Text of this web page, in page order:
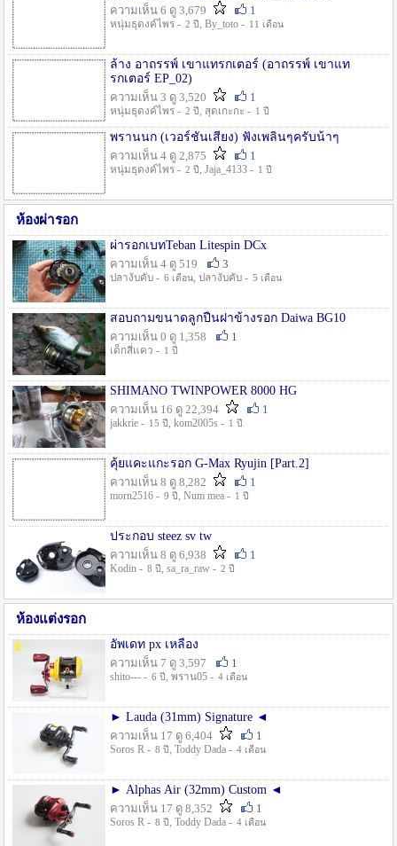
ความเห็น 6 ดู 3,679
1
หนุ่มธุดงค์ไพร - 2 ปี , By_toto - 11 เดือน
ล้าง อาถรรพ์ เขาแทรกเตอร์ (อาถรรพ์ เขาแท
รกเตอร์ EP_02)
ความเห็น 3 ดู 3,520
1
หนุ่มธุดงค์ไพร - 2 ปี , สุดเกะกะ - 1 ปี
พรานนก (เวอร์ชั่นเสียง) ฟังเพลินๆครับน้าๆ
ความเห็น 4 ดู 2,875
1
หนุ่มธุดงค์ไพร - 2 ปี , Jaja_4133 - 1 ปี
ห้องผ่ารอก
ผ่ารอกเบทTeban Litespin DCx
ความเห็น 4 ดู 519
3
ปลางับคับ - 6 เดือน, ปลางับคับ - 5 เดือน
สอบถามขนาดลูกปืนฝาข้างรอก Daiwa BG10
ความเห็น 0 ดู 1,358
1
เด็กสี่แคว - 1 ปี
SHIMANO TWINPOWER 8000 HG
ความเห็น 16 ดู 22,394
1
jakkrie - 15 ปี , kom2005s - 1 ปี
คุ้ยแคะแกะรอก G-Max Ryujin [Part.2]
ความเห็น 8 ดู 8,282
1
morn2516 - 9 ปี , Num mea - 1 ปี
ประกอบ steez sv tw
ความเห็น 8 ดู 6,938
1
Kodin - 8 ปี , sa_ra_raw - 2 ปี
ห้องแต่งรอก
อัพเดท px เหลือง
ความเห็น 7 ดู 3,597
1
shito--- - 6 ปี , พราน05 - 4 เดือน
► Lauda (31mm) Signature ◄
ความเห็น 17 ดู 6,404
1
Soros R - 8 ปี , Toddy Dada - 4 เดือน
► Alphas Air (32mm) Custom ◄
ความเห็น 17 ดู 8,352
1
Soros R - 8 ปี , Toddy Dada - 4 เดือน